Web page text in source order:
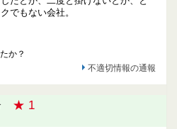
でもない会社。
か？
不適切情報の通報
★ 1